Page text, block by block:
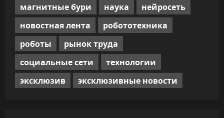
магнитные бури
наука
нейросеть
новостная лента
робототехника
роботы
рынок труда
социальные сети
технологии
эксклюзив
эксклюзивные новости